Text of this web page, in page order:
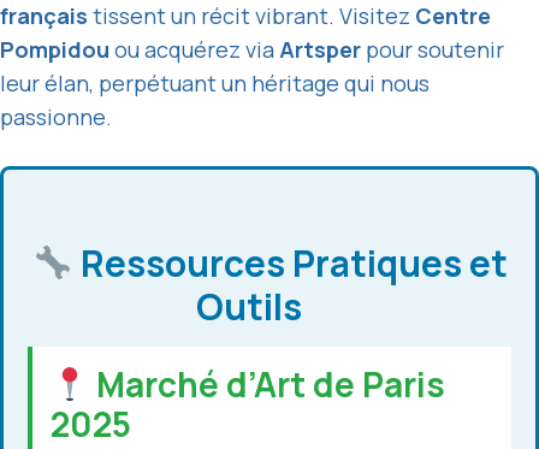
français tissent un récit vibrant. Visitez Centre
Pompidou ou acquérez viaArtsper pour soutenir
leur élan, perpétuant un héritage qui nous
passionne.
Ressources Pratiques et
Outils
Marché d’Art de Paris
2025